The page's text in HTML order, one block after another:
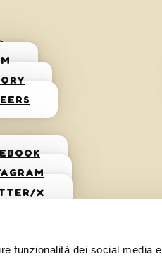
funzionalità dei social media e
X